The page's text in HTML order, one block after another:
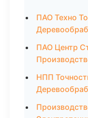
ПАО Техно
ПАО Центр
НПП